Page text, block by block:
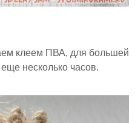
клеем ПВА, для большей
несколько часов.